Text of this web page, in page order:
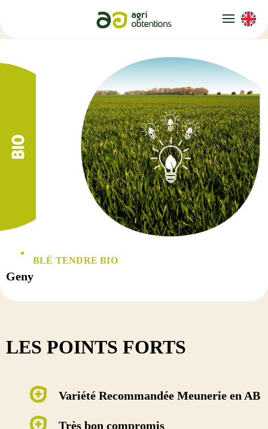
BLÉ TENDRE BIO
Geny
LES POINTS FORTS
Variété Recommandée Meunerie en AB
Très bon compromis